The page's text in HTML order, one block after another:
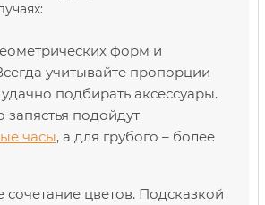
форм и
учитывайте пропорции
подбирать аксессуары.
запястья подойдут
часы, а для грубого – более
сочетание цветов. Подсказкой